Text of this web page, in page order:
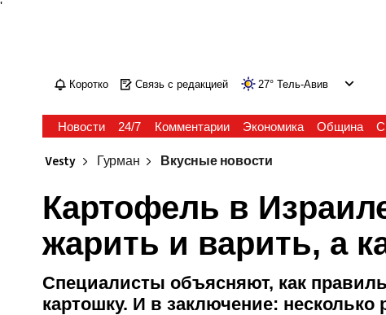
'
Коротко Связь с редакцией 27° Тель-Авив
Новости 24/7 Комментарии Экономика Община
Vesty Гурман Вкусные новости
Картофель в
жарить и варить, а
Специалисты объясняют, как
картошку. И в заключение: несколько